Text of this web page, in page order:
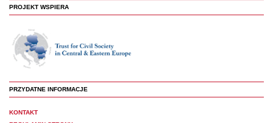
PROJEKT WSPIERA
PRZYDATNE INFORMACJE
KONTAKT